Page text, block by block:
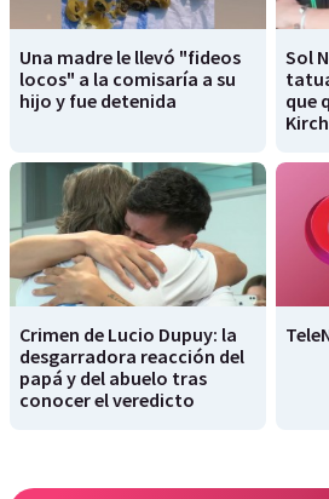
Una madre le llevó "fideos
locos" a la comisaría a su
hijo y fue detenida
Sol
que
Crimen de Lucio Dupuy: la
desgarradora reacción del
papá y del abuelo tras
conocer el veredicto